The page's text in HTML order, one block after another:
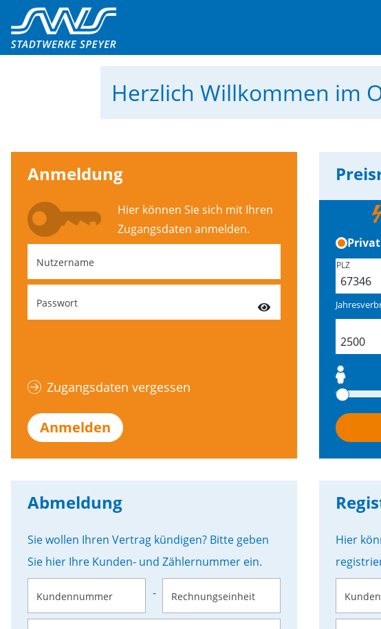
Herzlich Willkommen im
Anmeldung
Hier können Sie sich mit Ihren
Zugangs­daten anmelden.
Nutzername
Passwort
Zugangsdaten vergessen
Anmelden
Privat
PLZ
Abmeldung
Sie wollen Ihren Vertrag kündigen? Bitte geben
Sie hier Ihre Kunden- und Zählernummer ein.
Kundennummer - Rechnungseinheit
Hier